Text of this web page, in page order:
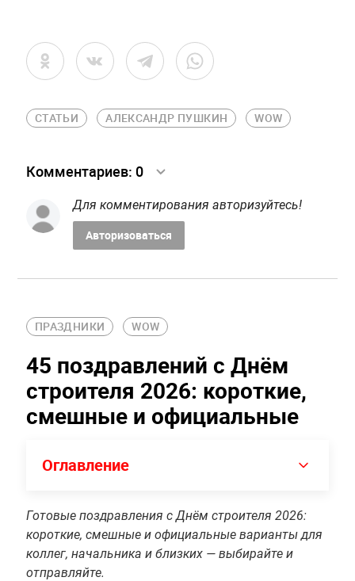
СТАТЬИ АЛЕКСАНДР ПУШКИН WOW
Комментариев: 0
Для комментирования авторизуйтесь!
Авторизоваться
ПРАЗДНИКИ WOW
45 поздравлений с Днём
строителя 2026: короткие,
смешные и официальные
Оглавление
Готовые поздравления с Днём строителя 2026:
короткие, смешные и официальные варианты для
коллег, начальника и близких — выбирайте и
отправляйте.